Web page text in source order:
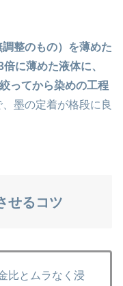
整のもの）を薄めた
に薄めた液体に、
ってから染めの工程
墨の定着が格段に良
せるコツ
比とムラなく浸